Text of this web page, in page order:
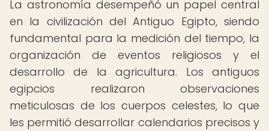
La astronomía desempeñó un papel central
en la civilización del Antiguo Egipto, siendo
fundamental para la medición del tiempo, la
organización de eventos religiosos y el
desarrollo de la agricultura. Los antiguos
egipcios realizaron observaciones
meticulosas de los cuerpos celestes, lo que
les permitió desarrollar calendarios precisos y